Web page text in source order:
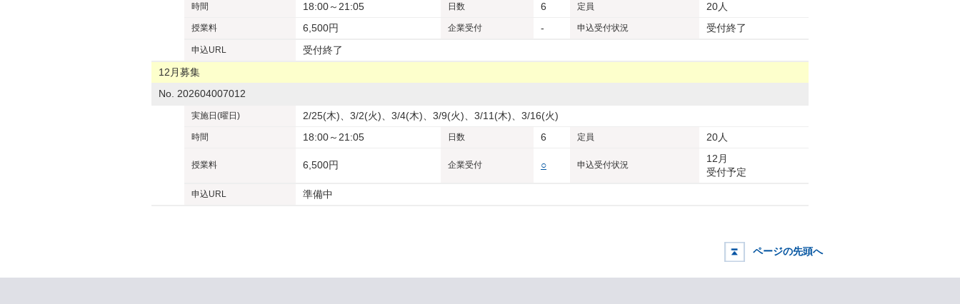
時間 18:00～21:05 日数 6 定員 20人
授業料 6,500円 企業受付 - 申込受付状況 受付終了
申込URL
受付終了
12月募集
No. 202604007012
実施日 (曜日) 2/25(木)、3/2(火)、3/4(木)、3/9(火)、3/11(木)、3/16(火)
時間 18:00～21:05 日数 6 定員 20人
授業料 6,500円 企業受付 ○ 申込受付状況
12月
受付予定
申込URL 準備中
ページの先頭へ